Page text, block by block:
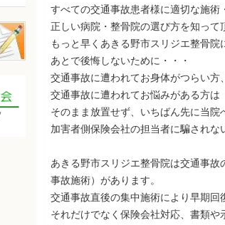
すべての交通事故患者様に適切な施術
正しい病院・整骨院の選び方を知って
もっと早くあきる野市スリジエ整骨院
あとで後悔しないために・・・
交通事故に遭われてお身体がつらい方、
交通事故に遭われてお悩みがある方は
そのまま放置せず、いちばん先に当院
加害者側保険会社の担当者に騙され
あきる野市スリジエ整骨院は交通事
事故施術）があります。
交通事故直後の集中施術により早期回
それだけでなく保険会社対応、書類